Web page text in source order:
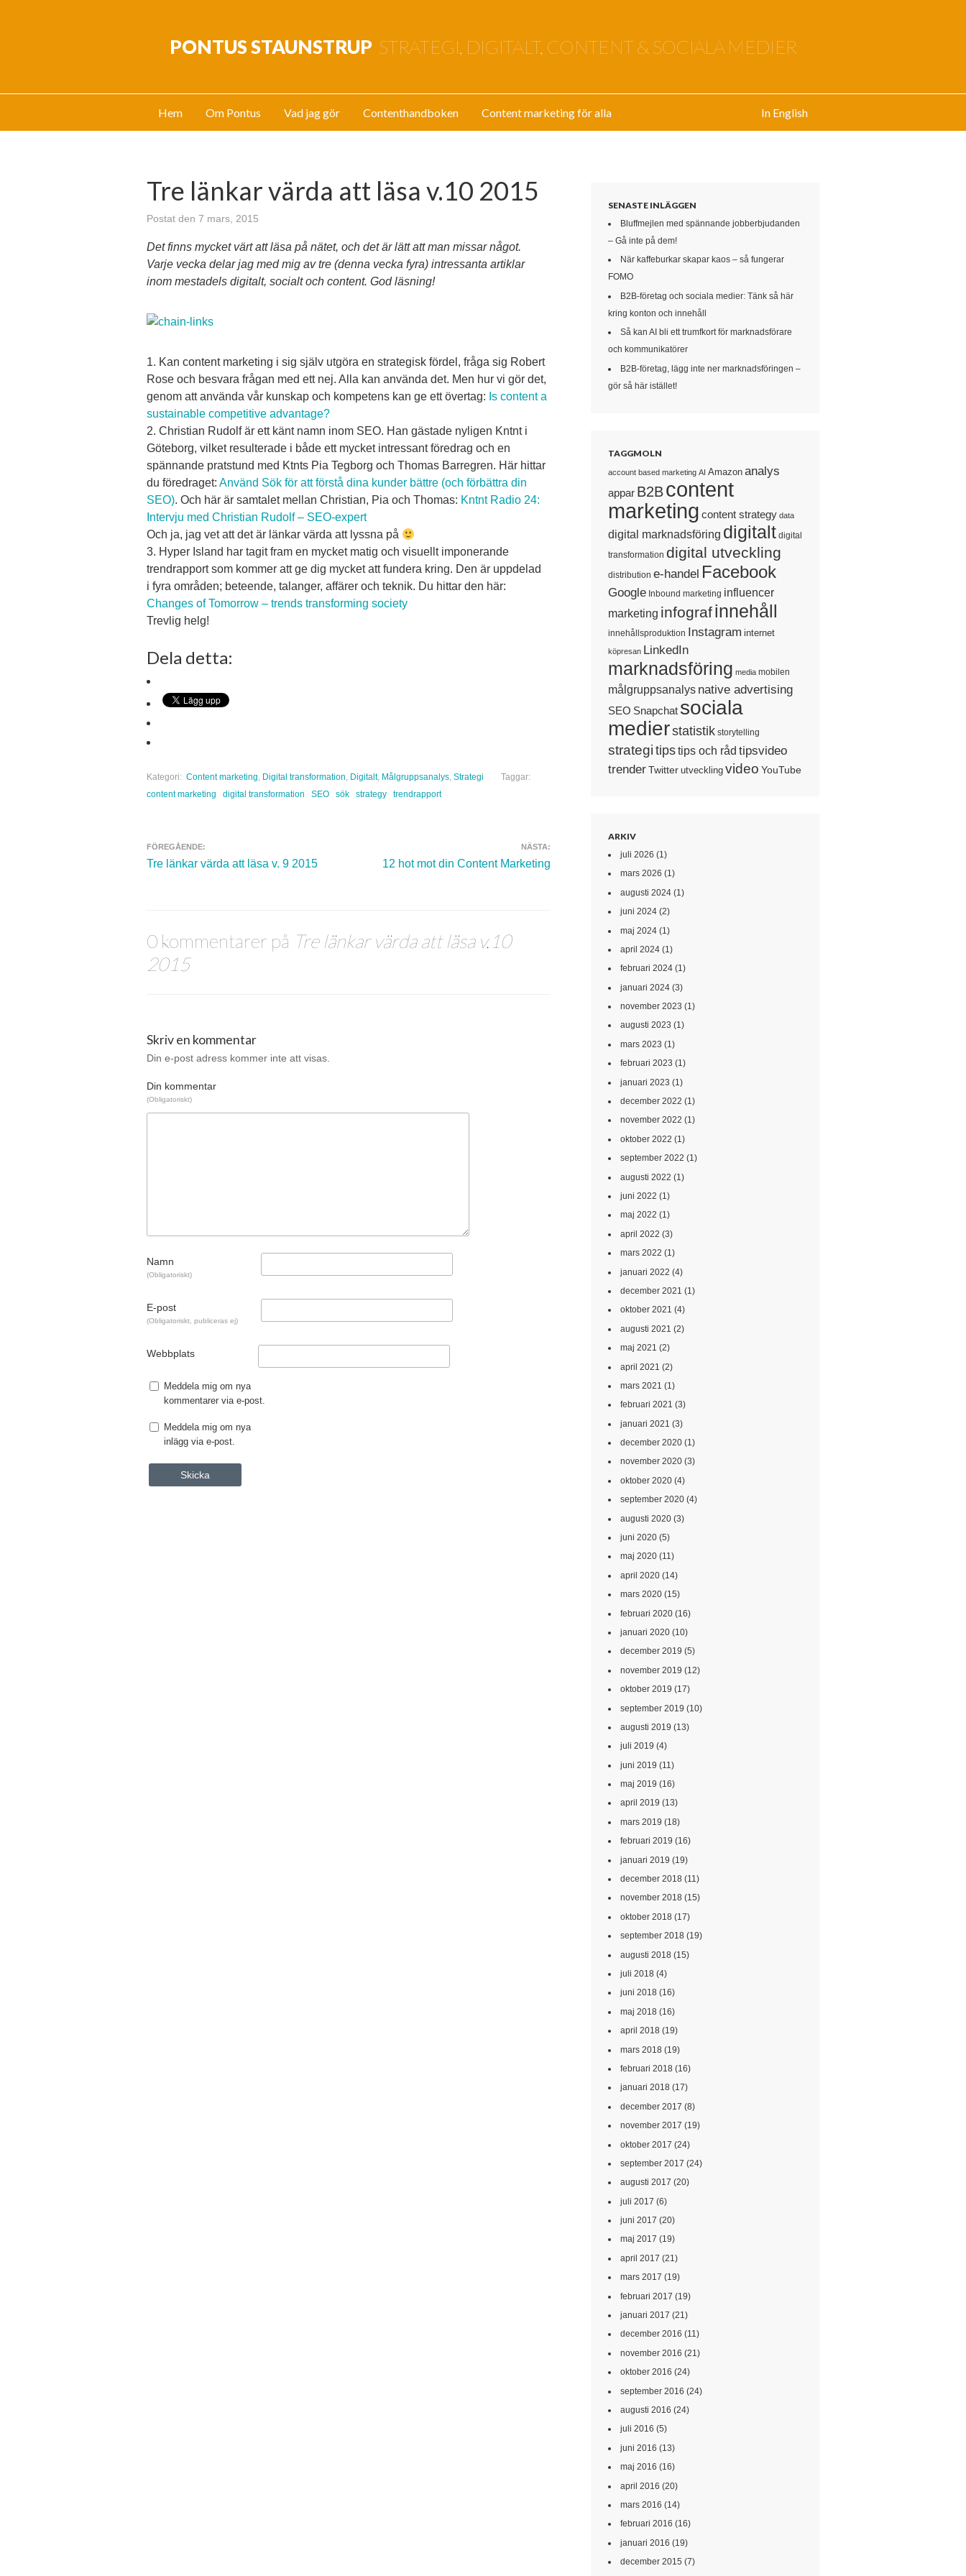
PONTUS STAUNSTRUP STRATEGI, DIGITALT, CONTENT & SOCIALA MEDIER
Hem Om Pontus Vad jag gör Contenthandboken Content marketing för alla In English
Tre länkar värda att läsa v.10 2015
Postat den 7 mars, 2015
Det finns mycket värt att läsa på nätet, och det är lätt att man missar något.
Varje vecka delar jag med mig av tre (denna vecka fyra) intressanta artiklar
inom mestadels digitalt, socialt och content. God läsning!
1. Kan content marketing i sig själv utgöra en strategisk fördel, fråga sig Robert
Rose och besvara frågan med ett nej. Alla kan använda det. Men hur vi gör det,
genom att använda vår kunskap och kompetens kan ge ett övertag: Is content a
sustainable competitive advantage?
2. Christian Rudolf är ett känt namn inom SEO. Han gästade nyligen Kntnt i
Göteborg, vilket resulterade i både ett mycket intressant föredrag och en
spännande pratstund med Ktnts Pia Tegborg och Thomas Barregren. Här hittar
du föredraget: Använd Sök för att förstå dina kunder bättre (och förbättra din
SEO). Och här är samtalet mellan Christian, Pia och Thomas: Kntnt Radio 24:
Intervju med Christian Rudolf – SEO-expert
Och ja, jag vet att det är länkar värda att lyssna på
3. Hyper Island har tagit fram en mycket matig och visuellt imponerande
trendrapport som kommer att ge dig mycket att fundera kring. Den är uppdelad
i fyra områden; beteende, talanger, affärer och teknik. Du hittar den här:
Changes of Tomorrow – trends transforming society
Trevlig helg!
Dela detta:
Kategori: Content marketing, Digital transformation, Digitalt, Målgruppsanalys, Strategi
Taggar:
content marketing
digital transformation SEO sök strategy trendrapport
Navigera inlägg
FÖREGÅENDE:
Tre länkar värda att läsa v. 9 2015
NÄSTA:
12 hot mot din Content Marketing
0 kommentarer på Tre länkar värda att läsa v.10
2015
Skriv en kommentar
Din e-post adress kommer inte att visas.
Din kommentar
(Obligatoriskt)
Namn
(Obligatoriskt)
E-post
(Obligatoriskt, publiceras ej)
Webbplats
Meddela mig om nya
kommentarer via e-post.
Meddela mig om nya
inlägg via e-post.
SENASTE INLÄGGEN
Bluffmejlen med spännande jobberbjudanden
– Gå inte på dem!
När kaffeburkar skapar kaos – så fungerar
FOMO
B2B-företag och sociala medier: Tänk så här
kring konton och innehåll
Så kan AI bli ett trumfkort för marknadsförare
och kommunikatörer
B2B-företag, lägg inte ner marknadsföringen –
gör så här istället!
TAGGMOLN
account based marketing AI Amazon analys
appar B2Bcontent
marketing content strategy data
digital marknadsföring digitalt digital
transformation digital utveckling
distribution e-handel Facebook
Google Inbound marketing influencer
marketing infografinnehåll
innehållsproduktion Instagram internet
köpresan LinkedIn
marknadsföring media mobilen
målgruppsanalys native advertising
SEO Snapchat sociala
medierstatistik storytelling
strategi tipstips och råd tipsvideo
trender Twitter utveckling video YouTube
ARKIV
juli 2026 (1)
mars 2026 (1)
augusti 2024(1)
juni 2024(2)
maj 2024(1)
april 2024(1)
februari 2024(1)
januari 2024(3)
november 2023 (1)
augusti 2023 (1)
mars 2023 (1)
februari 2023 (1)
januari 2023 (1)
december 2022 (1)
november 2022 (1)
oktober 2022 (1)
september 2022 (1)
augusti 2022 (1)
juni 2022 (1)
maj 2022 (1)
april 2022 (3)
mars 2022 (1)
januari 2022 (4)
december 2021 (1)
oktober 2021 (4)
augusti 2021 (2)
maj 2021 (2)
april 2021 (2)
mars 2021 (1)
februari 2021 (3)
januari 2021 (3)
december 2020(1)
november 2020(3)
oktober 2020(4)
september 2020(4)
augusti 2020(3)
juni 2020(5)
maj 2020(11)
april 2020(14)
mars 2020(15)
februari 2020(16)
januari 2020(10)
december 2019 (5)
november 2019 (12)
oktober 2019 (17)
september 2019 (10)
augusti 2019 (13)
juli 2019 (4)
juni 2019 (11)
maj 2019 (16)
april 2019 (13)
mars 2019 (18)
februari 2019 (16)
januari 2019 (19)
december 2018(11)
november 2018(15)
oktober 2018(17)
september 2018(19)
augusti 2018(15)
juli 2018(4)
juni 2018(16)
maj 2018(16)
april 2018(19)
mars 2018(19)
februari 2018(16)
januari 2018(17)
december 2017 (8)
november 2017 (19)
oktober 2017 (24)
september 2017 (24)
augusti 2017 (20)
juli 2017 (6)
juni 2017 (20)
maj 2017 (19)
april 2017 (21)
mars 2017 (19)
februari 2017 (19)
januari 2017 (21)
december 2016 (11)
november 2016 (21)
oktober 2016 (24)
september 2016 (24)
augusti 2016 (24)
juli 2016 (5)
juni 2016 (13)
maj 2016 (16)
april 2016 (20)
mars 2016 (14)
februari 2016 (16)
januari 2016 (19)
december 2015 (7)